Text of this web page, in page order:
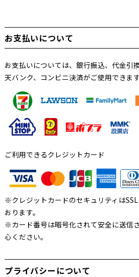
お支払いについて
お支払いについては、銀行振込、代金引
天バンク、コンビニ決済がご使用できます
ご利用できるクレジットカード
※クレジットカードのセキュリティは
おります。
※カード番号は暗号化されて安全に送信
心ください。
プライバシーについて